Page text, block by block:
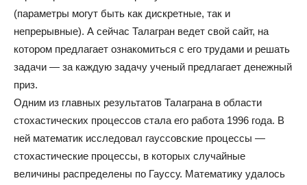
(параметры могут быть как дискретные, так и
непрерывные). А сейчас Талагран ведет свой сайт, на
котором предлагает ознакомиться с его трудами и решать
задачи — за каждую задачу ученый предлагает денежный
приз.
Одним из главных результатов Талаграна в области
стохастических процессов стала его работа 1996 года. В
ней математик исследовал гауссовские процессы —
стохастические процессы, в которых случайные
величины распределены по Гауссу. Математику удалось